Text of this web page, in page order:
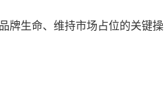
牌生命、维持市场占位的关键操